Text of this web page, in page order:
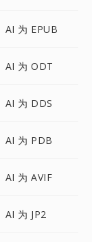
AI 为 EPUB
AI 为 ODT
AI 为 DDS
AI 为 PDB
AI 为 AVIF
AI 为 JP2